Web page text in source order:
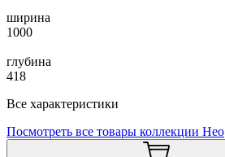
ширина
1000
глубина
418
Все характеристики
Посмотреть все товары коллекции Нео